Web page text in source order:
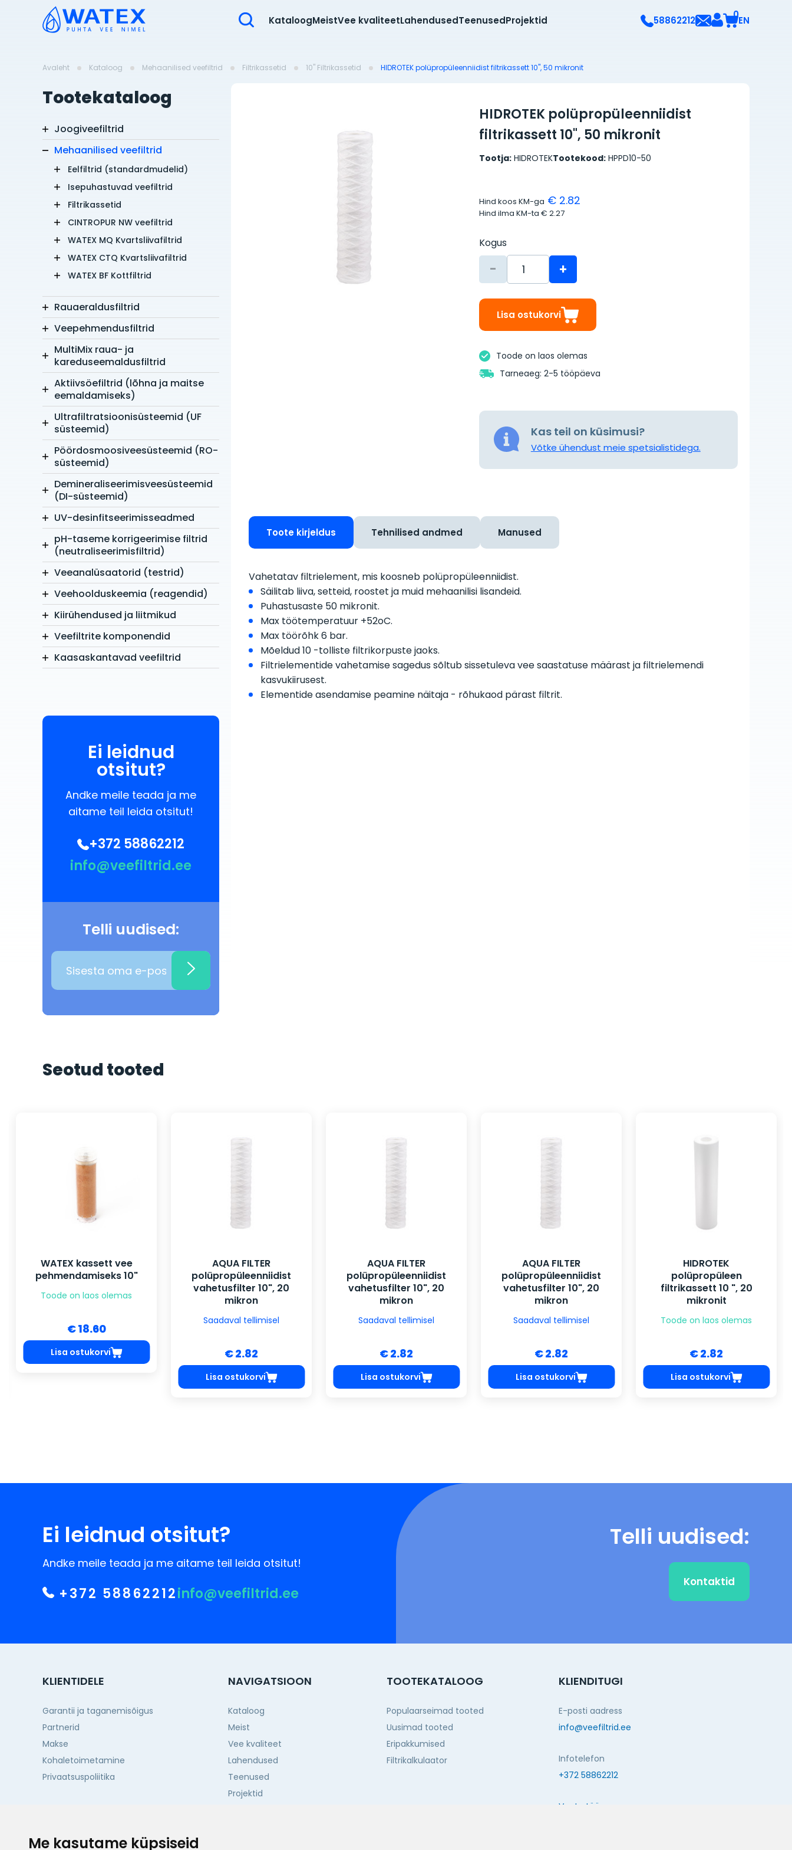
Me kasutame küpsiseid
KataloogMeistVee kvaliteetLahendusedTeenusedProjektid 58862212 0EN
Avaleht Kataloog Mehaanilised veefiltrid Filtrikassetid 10'' Filtrikassetid HIDROTEK polüpropüleenniidist filtrikassett 10", 50 mikronit
Tootekataloog
Joogiveefiltrid
Mehaanilised veefiltrid
Eelfiltrid (standardmudelid)
Isepuhastuvad veefiltrid
Filtrikassetid
CINTROPUR NW veefiltrid
WATEX MQ Kvartsliivafiltrid
WATEX CTQ Kvartsliivafiltrid
WATEX BF Kottfiltrid
Rauaeraldusfiltrid
Veepehmendusfiltrid
MultiMix raua- ja
kareduseemaldusfiltrid
Aktiivsöefiltrid (lõhna ja maitse
eemaldamiseks)
Ultrafiltratsioonisüsteemid (UF
süsteemid)
Pöördosmoosiveesüsteemid (RO-
süsteemid)
Demineraliseerimisveesüsteemid
(DI-süsteemid)
UV-desinfitseerimisseadmed
pH-taseme korrigeerimise filtrid
(neutraliseerimisfiltrid)
Veeanalüsaatorid (testrid)
Veehoolduskeemia (reagendid)
Kiirühendused ja liitmikud
Veefiltrite komponendid
Kaasaskantavad veefiltrid
Ei leidnud
otsitut?
Andke meile teada ja me
aitame teil leida otsitut!
+372 58862212
info@veefiltrid.ee
Telli uudised:
HIDROTEK polüpropüleenniidist
filtrikassett 10", 50 mikronit
Tootja: HIDROTEKTootekood:HPPD10-50
Hind koos KM-ga € 2.82
Hind ilma KM-ta € 2.27
Kogus
- +
Lisa ostukorvi
Toode on laos olemas
Tarneaeg: 2-5 tööpäeva
Kas teil on küsimusi?
Võtke ühendust meie spetsialistidega.
Toote kirjeldus Tehnilised andmed Manused
Vahetatav filtrielement, mis koosneb polüpropüleenniidist.
Säilitab liiva, setteid, roostet ja muid mehaanilisi lisandeid.
Puhastusaste 50 mikronit.
Max töötemperatuur +52oC.
Max töörõhk 6 bar.
Mõeldud 10 -tolliste filtrikorpuste jaoks.
Filtrielementide vahetamise sagedus sõltub sissetuleva vee saastatuse määrast ja filtrielemendi
kasvukiirusest.
Elementide asendamise peamine näitaja - rõhukaod pärast filtrit.
Seotud tooted
WATEX kassett vee
pehmendamiseks 10"
Toode on laos olemas
€ 18.60
Lisa ostukorvi
AQUA FILTER
polüpropüleenniidist
vahetusfilter 10", 20
mikron
Saadaval tellimisel
€ 2.82
Lisa ostukorvi
AQUA FILTER
polüpropüleenniidist
vahetusfilter 10", 20
mikron
Saadaval tellimisel
€ 2.82
Lisa ostukorvi
AQUA FILTER
polüpropüleenniidist
vahetusfilter 10", 20
mikron
Saadaval tellimisel
€ 2.82
Lisa ostukorvi
HIDROTEK
polüpropüleen
filtrikassett 10 ", 20
mikronit
Toode on laos olemas
€ 2.82
Lisa ostukorvi
Ei leidnud otsitut?
Andke meile teada ja me aitame teil leida otsitut!
+372 58862212info@veefiltrid.ee
Telli uudised:
Kontaktid
KLIENTIDELE
Garantii ja taganemisõigus
Partnerid
Makse
Kohaletoimetamine
Privaatsuspoliitika
NAVIGATSIOON
Kataloog
Meist
Vee kvaliteet
Lahendused
Teenused
Projektid
TOOTEKATALOOG
Populaarseimad tooted
Uusimad tooted
Eripakkumised
Filtrikalkulaator
KLIENDITUGI
E-posti aadress
info@veefiltrid.ee
Infotelefon
+372 58862212
Vaata tööaegu